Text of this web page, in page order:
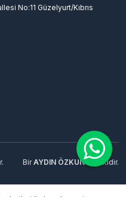
No:11 Güzelyurt/Kıbrıs
BirAYDIN ÖZKUNİştirakidir.